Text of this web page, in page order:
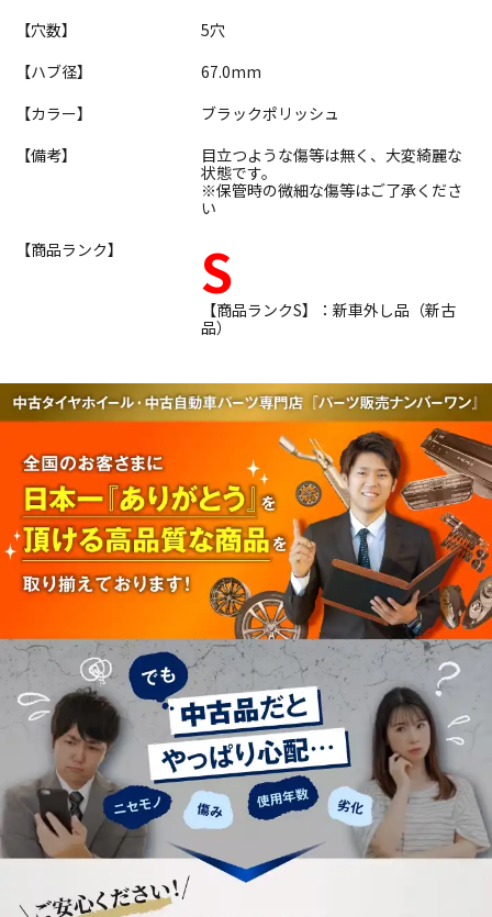
【穴数】
5穴
【ハブ径】
67.0mm
【カラー】
ブラックポリッシュ
【備考】
目立つような傷等は無く、大変綺麗な
状態です。
※保管時の微細な傷等はご了承くださ
い
【商品ランク】
S
【商品ランクS】：新車外し品（新古
品）